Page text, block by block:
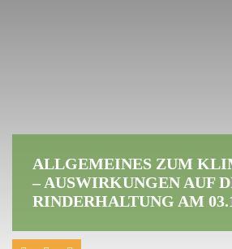
ALLGEMEINES ZUM
– AUSWIRKUNGEN AUF
RINDERHALTUNG AM